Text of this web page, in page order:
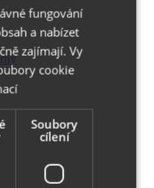
fungování
a nabízet
zajímají. Vy
cookie
Soubory
cílení